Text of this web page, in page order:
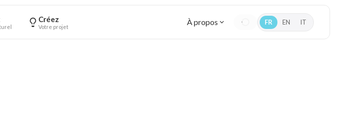
Créez
Votre projet À propos FR EN IT